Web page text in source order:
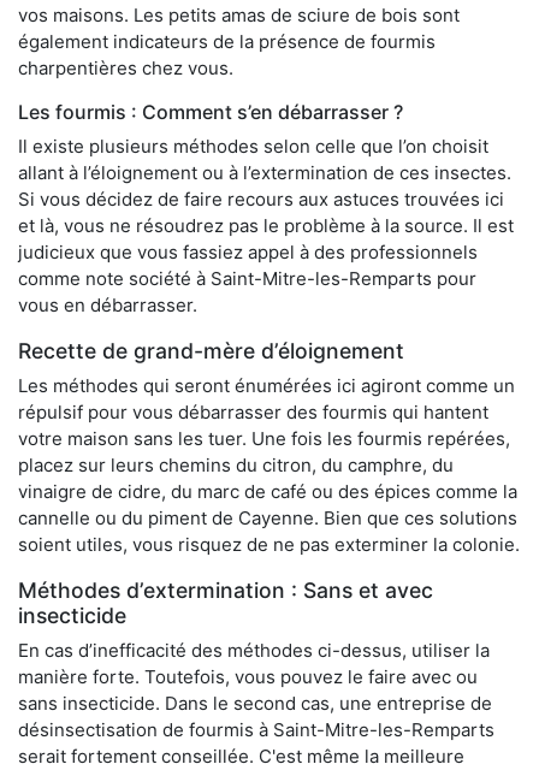
vos maisons. Les petits amas de sciure de bois sont
également indicateurs de la présence de fourmis
charpentières chez vous.
Les fourmis : Comment s’en débarrasser ?
Il existe plusieurs méthodes selon celle que l’on choisit
allant à l’éloignement ou à l’extermination de ces insectes.
Si vous décidez de faire recours aux astuces trouvées ici
et là, vous ne résoudrez pas le problème à la source. Il est
judicieux que vous fassiez appel à des professionnels
comme note société à Saint-Mitre-les-Remparts pour
vous en débarrasser.
Recette de grand-mère d’éloignement
Les méthodes qui seront énumérées ici agiront comme un
répulsif pour vous débarrasser des fourmis qui hantent
votre maison sans les tuer. Une fois les fourmis repérées,
placez sur leurs chemins du citron, du camphre, du
vinaigre de cidre, du marc de café ou des épices comme la
cannelle ou du piment de Cayenne. Bien que ces solutions
soient utiles, vous risquez de ne pas exterminer la colonie.
Méthodes d’extermination : Sans et avec
insecticide
En cas d’inefficacité des méthodes ci-dessus, utiliser la
manière forte. Toutefois, vous pouvez le faire avec ou
sans insecticide. Dans le second cas, une entreprise de
désinsectisation de fourmis à Saint-Mitre-les-Remparts
serait fortement conseillée. C'est même la meilleure